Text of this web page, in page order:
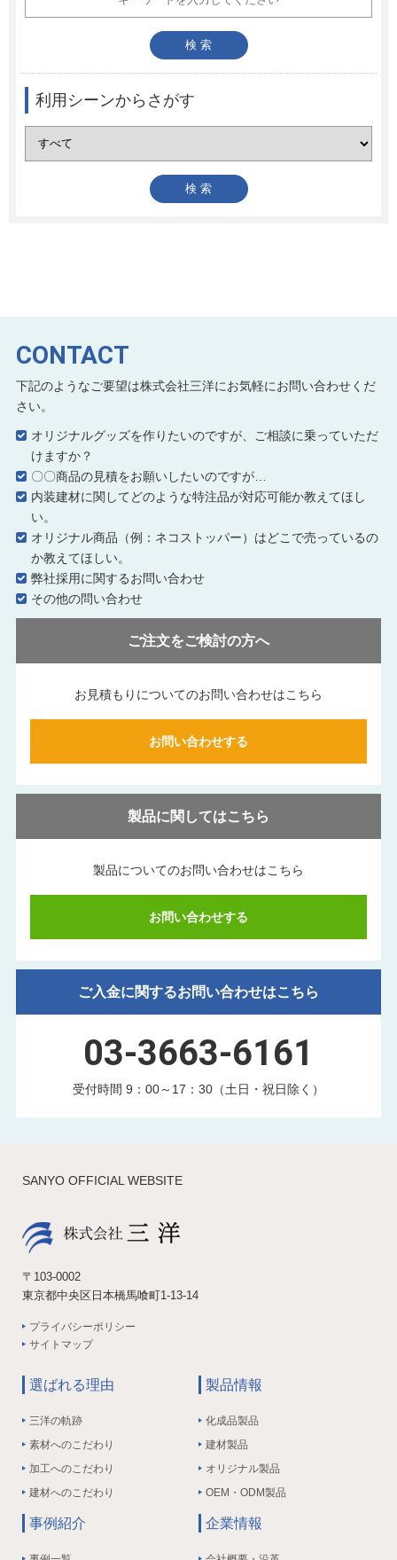
利用シーンからさがす
CONTACT
下記のようなご要望は株式会社三洋にお気軽にお問い合わせくだ
さい。
オリジナルグッズを作りたいのですが、ご相談に乗っていただ
けますか？
〇〇商品の見積をお願いしたいのですが…
内装建材に関してどのような特注品が対応可能か教えてほし
い。
オリジナル商品（例：ネコストッパー）はどこで売っているの
か教えてほしい。
弊社採用に関するお問い合わせ
その他の問い合わせ
ご注文をご検討の方へ
お見積もりについてのお問い合わせはこちら
お問い合わせする
製品に関してはこちら
製品についてのお問い合わせはこちら
お問い合わせする
ご入金に関するお問い合わせはこちら
03-3663-6161
受付時間 9：00～17：30（土日・祝日除く）
SANYO OFFICIAL WEBSITE
〒103-0002
東京都中央区日本橋馬喰町1-13-14
プライバシーポリシー
サイトマップ
選ばれる理由
三洋の軌跡
素材へのこだわり
加工へのこだわり
建材へのこだわり
製品情報
化成品製品
建材製品
オリジナル製品
OEM・ODM製品
事例紹介 企業情報